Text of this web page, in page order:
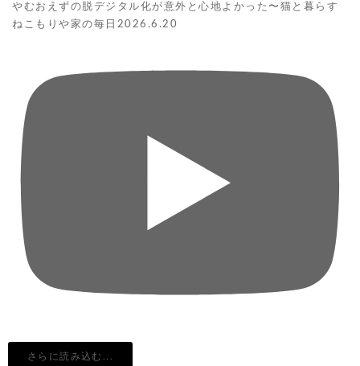
やむおえずの脱デジタル化が意外と心地よかった〜猫と暮らす
ねこもりや家の毎日2026.6.20
さらに読み込む...